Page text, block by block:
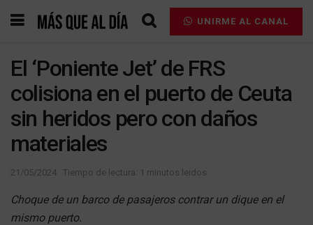
UNIRME AL CANAL
El ‘Poniente Jet’ de FRS
colisiona en el puerto de Ceuta
sin heridos pero con daños
materiales
21/05/2024 Tiempo de lectura: 1 minutos leidos
Choque de un barco de pasajeros contrar un dique en el
mismo puerto.